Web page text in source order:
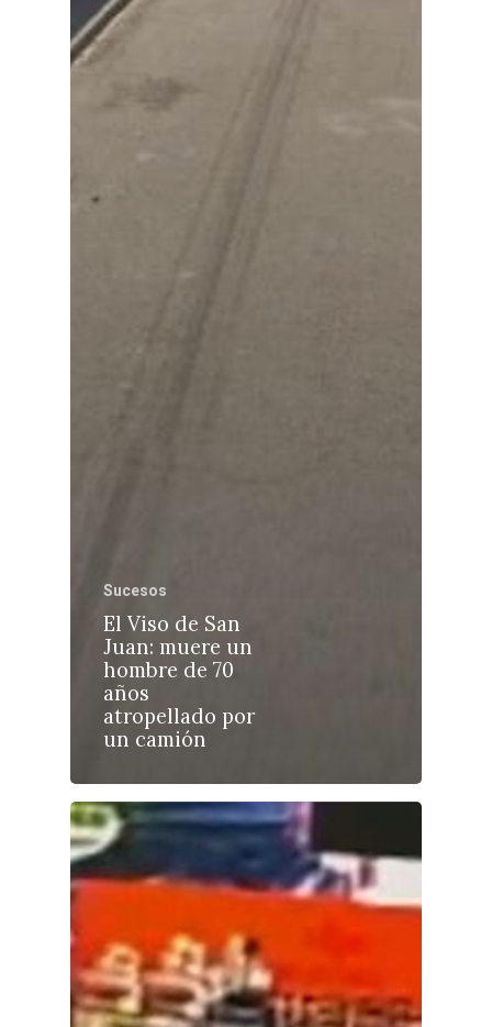
Sucesos
El Viso de San
Juan: muere un
hombre de 70
años
atropellado por
un camión
Albacete
Cuenca
Guadalajara
Talavera
Educación
Cultura
Deportes
Sucesos
Medio Ambiente